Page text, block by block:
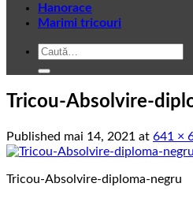
Hanorace
Marimi tricouri
Caută
Tricou-Absolvire-
Published mai 14, 2021 at 641 ×
Tricou-Absolvire-diploma-negru